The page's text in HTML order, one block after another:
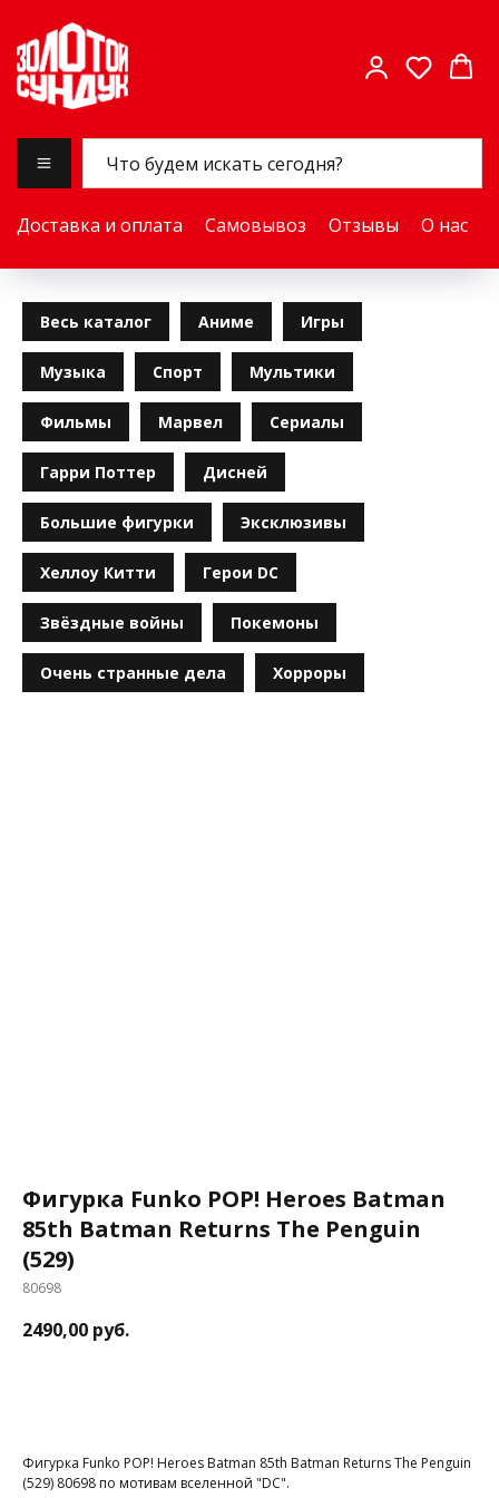
Доставка и оплата Самовывоз Отзывы О нас
Весь каталог Аниме Игры
Музыка Спорт Мультики
Фильмы Марвел Сериалы
Гарри Поттер Дисней
Большие фигурки Эксклюзивы
Хеллоу Китти Герои DC
Звёздные войны Покемоны
Очень странные дела Хорроры
Фигурка Funko POP! Heroes Batman
85th Batman Returns The Penguin
(529)
80698
2490,00 руб.
Фигурка Funko POP! Heroes Batman 85th Batman Returns The Penguin
(529) 80698 по мотивам вселенной "DC".